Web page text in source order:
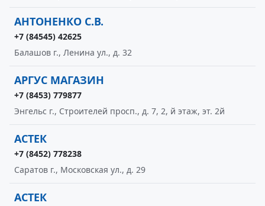
АНТОНЕНКО С.В.
+7 (84545) 42625
Балашов г., Ленина ул., д. 32
АРГУС МАГАЗИН
+7 (8453) 779877
Энгельс г., Строителей просп., д. 7, 2, й этаж, эт. 2й
АСТЕК
+7 (8452) 778238
Саратов г., Московская ул., д. 29
АСТЕК